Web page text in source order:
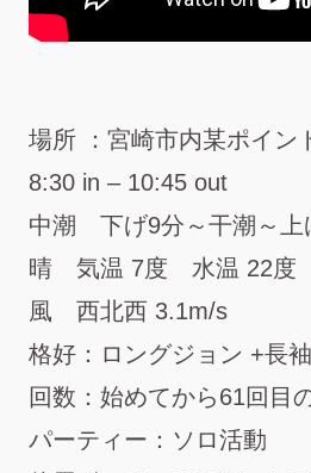
場所 ：宮崎市内某ポイン
8:30 in – 10:45 out
中潮 下げ9分～干潮～上
晴 気温 7度 水温 22度
風 西北西 3.1m/s
格好：ロングジョン +長
回数：始めてから61回目
パーティー：ソロ活動